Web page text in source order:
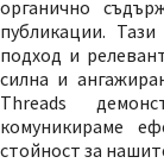
органично
публикации.
подход и
силна и
Threads
комуникираме
стойност за